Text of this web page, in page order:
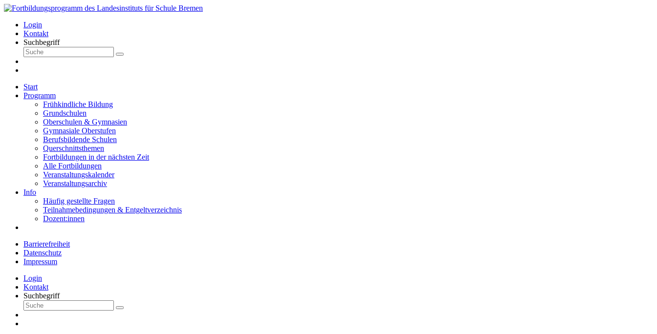
Login
Kontakt
Suchbegriff
Start
Programm
Frühkindliche Bildung
Grundschulen
Oberschulen & Gymnasien
Gymnasiale Oberstufen
Berufsbildende Schulen
Querschnittsthemen
Fortbildungen in der nächsten Zeit
Alle Fortbildungen
Veranstaltungskalender
Veranstaltungsarchiv
Info
Häufig gestellte Fragen
Teilnahmebedingungen & Entgeltverzeichnis
Dozent:innen
Barrierefreiheit
Datenschutz
Impressum
Login
Kontakt
Suchbegriff